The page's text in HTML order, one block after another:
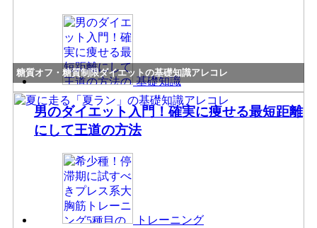
糖質オフ・糖質制限ダイエットの基礎知識アレコレ
基礎知識
男のダイエット入門！確実に痩せる最短距離
にして王道の方法
トレーニング